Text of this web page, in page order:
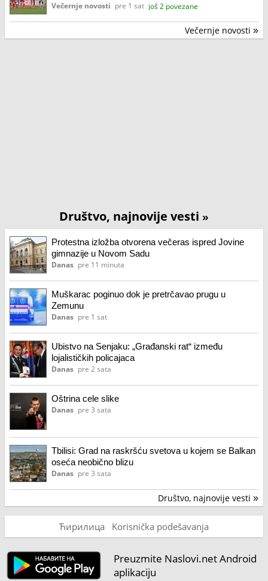
Večernje novosti pre 1 sat još 2 povezane
Večernje novosti »
Društvo, najnovije vesti »
Protestna izložba otvorena večeras ispred Jovine
gimnazije u Novom Sadu
Danas pre 11 minuta
Muškarac poginuo dok je pretrčavao prugu u
Zemunu
Danas pre 1 sat
Ubistvo na Senjaku: „Građanski rat“ između
lojalističkih policajaca
Danas pre 2 sata
Oštrina cele slike
Danas pre 3 sata
Tbilisi: Grad na raskršću svetova u kojem se Balkan
oseća neobično blizu
Danas pre 3 sata
Društvo, najnovije vesti »
Ћирилица Korisnička podešavanja
Preuzmite Naslovi.net Android
aplikaciju